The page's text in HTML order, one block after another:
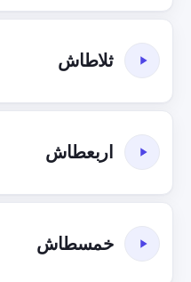
ثلاطاش
اربعطاش
خمسطاش